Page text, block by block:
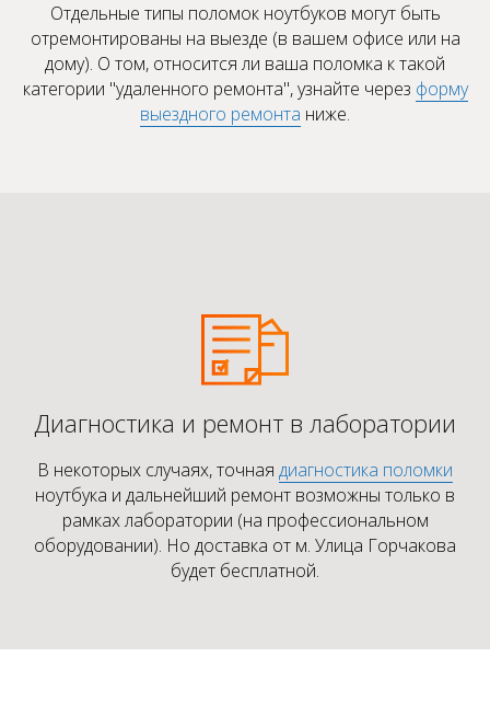
Отдельные типы поломок ноутбуков могут быть
отремонтированы на выезде (в вашем офисе или на
дому). О том, относится ли ваша поломка к такой
категории "удаленного ремонта", узнайте через форму
выездного ремонта ниже.
Диагностика и ремонт в лаборатории
В некоторых случаях, точная диагностика поломки
ноутбука и дальнейший ремонт возможны только в
рамках лаборатории (на профессиональном
оборудовании). Но доставка от м. Улица Горчакова
будет бесплатной.